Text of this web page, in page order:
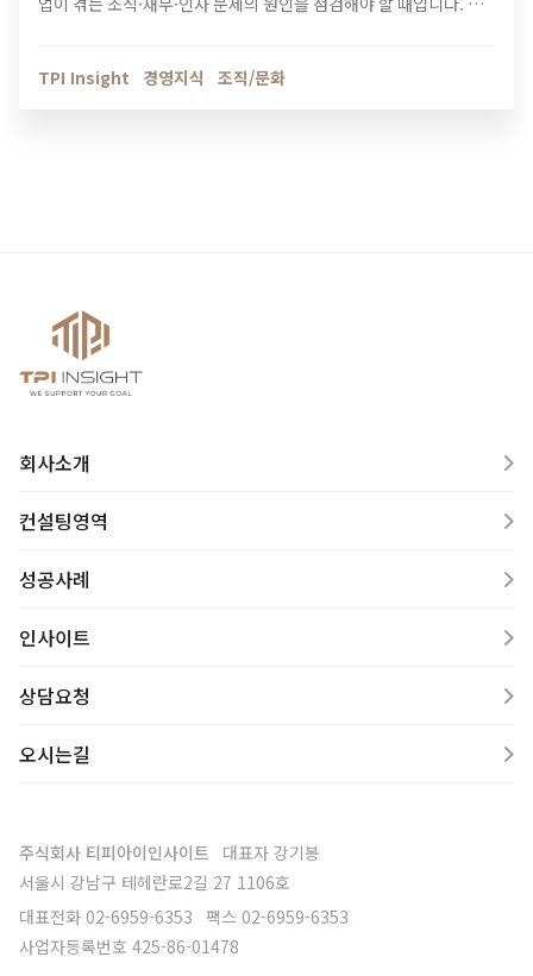
TPI Insight
경영지식 조직/문화
회사소개
컨설팅영역
성공사례
인사이트
상담요청
오시는길
주식회사 티피아이인사이트 대표자 강기봉
서울시 강남구 테헤란로2길 27 1106호
대표전화 02-6959-6353 팩스 02-6959-6353
사업자등록번호 425-86-01478